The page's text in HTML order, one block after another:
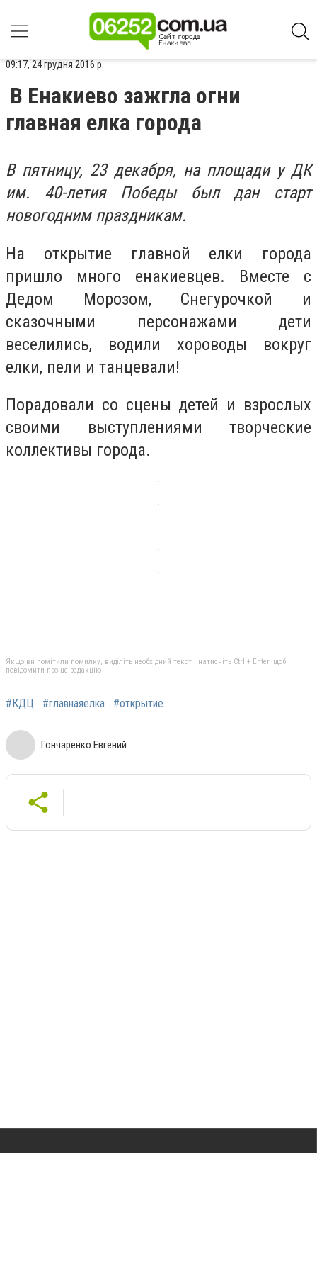
09:17, 24 грудня 2016 р.
В Енакиево зажгла огни
главная елка города
В пятницу, 23 декабря, на площади у ДК
им. 40-летия Победы был дан старт
новогодним праздникам.
На открытие главной елки города
пришло много енакиевцев. Вместе с
Дедом Морозом, Снегурочкой и
сказочными персонажами дети
веселились, водили хороводы вокруг
елки, пели и танцевали!
Порадовали со сцены детей и взрослых
своими выступлениями творческие
коллективы города.
Якщо ви помітили помилку, виділіть необхідний текст і натисніть Ctrl + Enter, щоб
повідомити про це редакцію
#КДЦ #главнаяелка #открытие
Гончаренко Евгений